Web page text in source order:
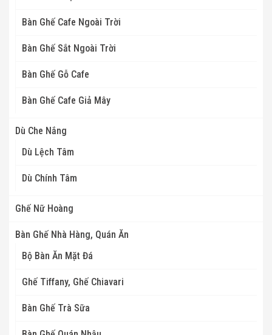
Bàn Ghế Cafe Ngoài Trời
Bàn Ghế Sắt Ngoài Trời
Bàn Ghế Gỗ Cafe
Bàn Ghế Cafe Giả Mây
Dù Che Nắng
Dù Lệch Tâm
Dù Chính Tâm
Ghế Nữ Hoàng
Bàn Ghế Nhà Hàng, Quán Ăn
Bộ Bàn Ăn Mặt Đá
Ghế Tiffany, Ghế Chiavari
Bàn Ghế Trà Sữa